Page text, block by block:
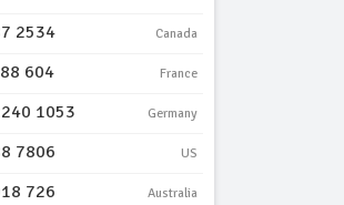
2534 Canada
604 France
1053 Germany
7806 US
726 Australia